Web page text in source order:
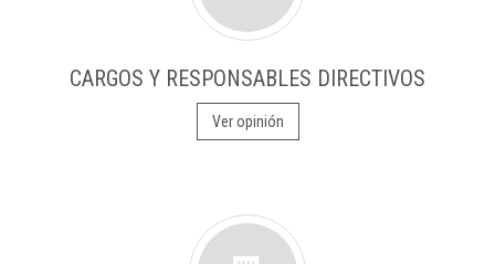
CARGOS Y RESPONSABLES DIRECTIVOS
Ver opinión